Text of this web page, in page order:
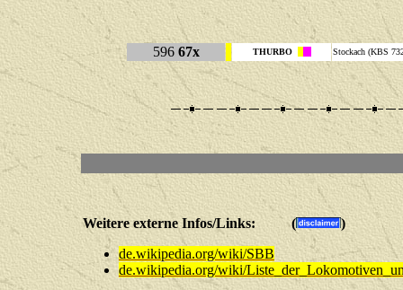
596 67x THURBO Stockach (KBS
Weitere externe Infos/Links: (
)
de.wikipedia.org/wiki/SBB
de.wikipedia.org/wiki/